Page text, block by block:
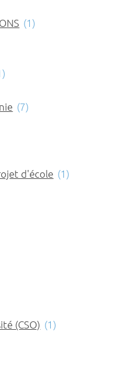
(1)
(7)
d'école (1)
(CSO) (1)